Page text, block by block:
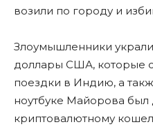
возили по городу и
Злоумышленники
доллары США, которые
поездки в Индию, а
ноутбуке Майорова был
криптовалютному